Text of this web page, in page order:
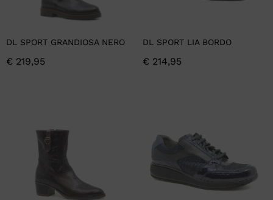
DL SPORT GRANDIOSA NERO
€ 219,95
DL SPORT LIA BORDO
€ 214,95